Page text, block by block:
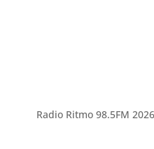
Radio Ritmo 98.5FM